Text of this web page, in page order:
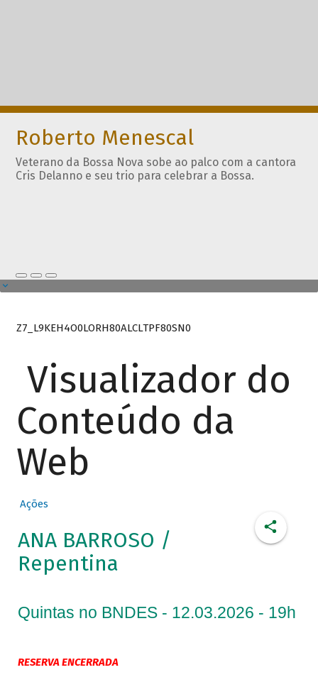
Roberto Menescal
Veterano da Bossa Nova sobe ao palco com a cantora
Cris Delanno e seu trio para celebrar a Bossa.
Z7_L9KEH4O0LORH80ALCLTPF80SN0
Visualizador do
Conteúdo da
Web
Ações
ANA BARROSO /
Repentina
Quintas no BNDES - 12.03.2026 - 19h
RESERVA ENCERRADA